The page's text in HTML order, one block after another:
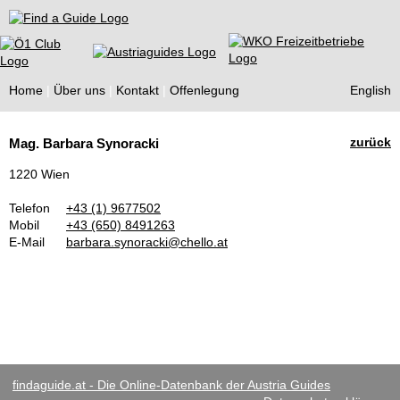
Find a Guide
Home Über uns Kontakt Offenlegung English
Guides
zurück
Mag. Barbara Synoracki
1220 Wien
Telefon
+43 (1) 9677502
Mobil
+43 (650) 8491263
E-Mail
barbara.synoracki@chello.at
findaguide.at - Die Online-Datenbank der Austria Guides